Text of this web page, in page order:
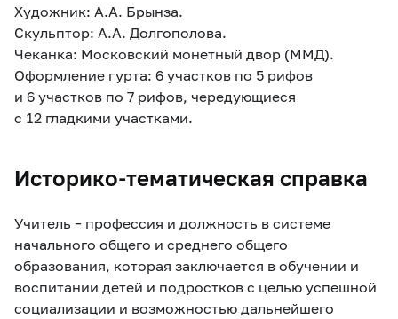
Художник: А.А. Брынза.
Скульптор: А.А. Долгополова.
Чеканка: Московский монетный двор (ММД).
Оформление гурта: 6 участков по 5 рифов
и 6 участков по 7 рифов, чередующиеся
с 12 гладкими участками.
Историко-тематическая справка
Учитель – профессия и должность в системе
начального общего и среднего общего
образования, которая заключается в обучении и
воспитании детей и подростков с целью успешной
социализации и возможностью дальнейшего